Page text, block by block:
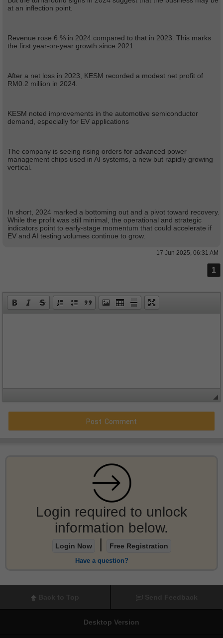
at an inflection point.
Revenue rose 6 % in 2024 compared to that in 2023. This marks
the first year-on-year growth since 2021.
After a net loss in 2023, KESM recorded a modest net profit of
RM0.2 million in 2024.
KESM noted improvements in the automotive semiconductor
demand, especially for EV applications
The company is seeing rising orders for advanced power
management chips used in AI systems, a new but rapidly growing
vertical.
In short, 2024 marked a bottoming out and a pivot toward recovery.
While the profit was still minimal, the operational and strategic
indicators point to early-stage momentum that could accelerate if
EV and AI testing volumes continue to grow.
17 Jun 2025, 06:31 AM
1
Login required to unlock
information below.
Login Now | Free Registration
Have a question?
Desktop Version